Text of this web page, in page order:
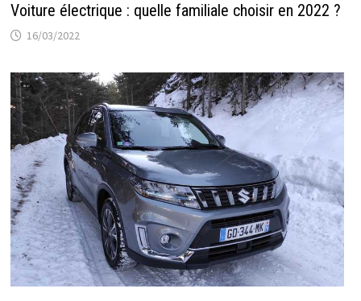
Voiture électrique : quelle familiale choisir en 2022 ?
16/03/2022